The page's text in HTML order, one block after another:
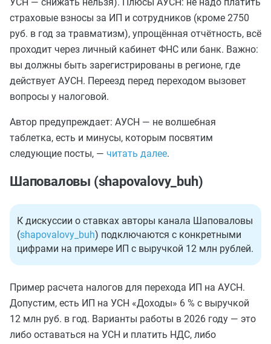
страховые взносы за ИП и сотрудников (кроме 2750
руб. в год за травматизм), упрощённая отчётность, всё
проходит через личный кабинет ФНС или банк. Важно:
вы должны быть зарегистрированы в регионе, где
действует АУСН. Переезд перед переходом вызовет
вопросы у налоговой.
Автор предупреждает: АУСН — не волшебная
таблетка, есть и минусы, которым посвятим
следующие посты, — читать далее.
Шаповаловы (shapovalovy_buh)
К дискуссии о ставках авторы канала Шаповаловы
(shapovalovy_buh) подключаются с конкретными
цифрами на примере ИП с выручкой 12 млн рублей.
Пример расчета налогов для перехода ИП на АУСН.
Допустим, есть ИП на УСН «Доходы» 6 % с выручкой
12 млн руб. в год. Варианты работы в 2026 году — это
либо оставаться на УСН и платить НДС, либо